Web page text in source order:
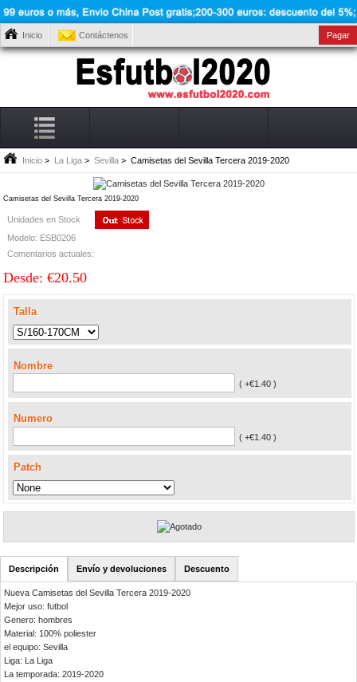
Inicio Contáctenos Pagar
Inicio > La Liga > Sevilla > Camisetas del Sevilla Tercera 2019-2020
Camisetas del Sevilla Tercera 2019-2020
Unidades en Stock
Modelo: ESB0206
Comentarios actuales:
Desde: €20.50
Talla
Nombre
( +€1.40 )
Numero
( +€1.40 )
Patch
Descripción Envío y devoluciones Descuento
Nueva Camisetas del Sevilla Tercera 2019-2020
Mejor uso: futbol
Genero: hombres
Material: 100% poliester
el equipo: Sevilla
Liga: La Liga
La temporada: 2019-2020